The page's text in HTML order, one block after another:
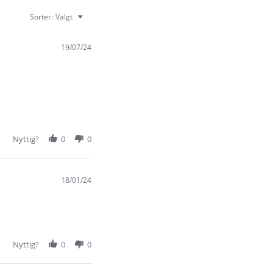
Sorter: Valgt
19/07/24
Nyttig? 0 0
18/01/24
Nyttig? 0 0